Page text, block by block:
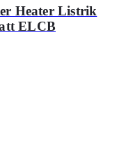
Heater Listrik
ELCB